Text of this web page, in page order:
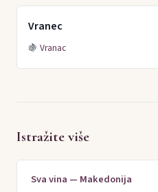
Vranec
🍇 Vranac
Istražite više
Sva vina — Makedonija